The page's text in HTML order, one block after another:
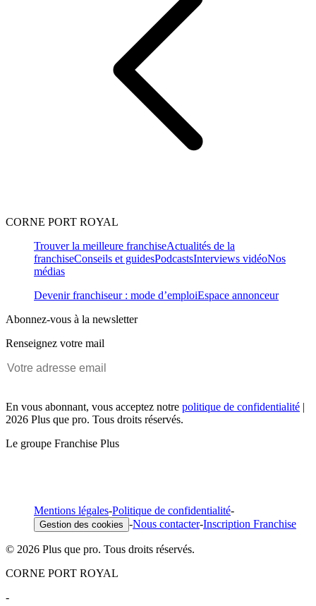
CORNE PORT ROYAL
Trouver la meilleure franchiseActualités de la
franchiseConseils et guidesPodcastsInterviews vidéoNos
médias
Devenir franchiseur : mode d’emploiEspace annonceur
Abonnez-vous à la newsletter
Renseignez votre mail
En vous abonnant, vous acceptez notre politique de confidentialité |
2026 Plus que pro. Tous droits réservés.
Le groupe Franchise Plus
Mentions légales-Politique de confidentialité-
Gestion des cookies -Nous contacter-Inscription Franchise
© 2026 Plus que pro. Tous droits réservés.
CORNE PORT ROYAL
-